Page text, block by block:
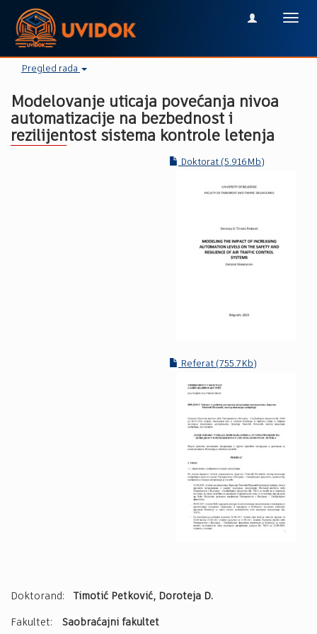
Pregled rada
Modelovanje uticaja povećanja nivoa
automatizacije na bezbednost i
rezilijentost sistema kontrole letenja
Doktorat (5.916Mb)
Referat (755.7Kb)
Doktorand: Timotić Petković, Doroteja D.
Fakultet: Saobraćajni fakultet